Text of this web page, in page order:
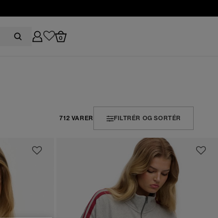
0
712 VARER FILTRÉR OG SORTÉR